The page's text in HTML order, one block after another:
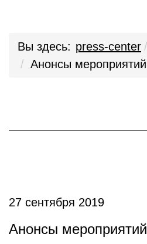
Вы здесь: press-center
Анонсы мероприятий
27 сентября 2019
Анонсы мероприятий